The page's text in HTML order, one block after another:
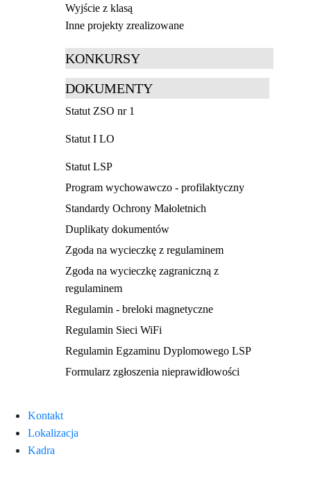
Wyjście z klasą
Inne projekty zrealizowane
KONKURSY
DOKUMENTY
Statut ZSO nr 1
Statut I LO
Statut LSP
Program wychowawczo - profilaktyczny
Standardy Ochrony Małoletnich
Duplikaty dokumentów
Zgoda na wycieczkę z regulaminem
Zgoda na wycieczkę zagraniczną z
regulaminem
Regulamin - breloki magnetyczne
Regulamin Sieci WiFi
Regulamin Egzaminu Dyplomowego LSP
Formularz zgłoszenia nieprawidłowości
Kontakt
Lokalizacja
Kadra